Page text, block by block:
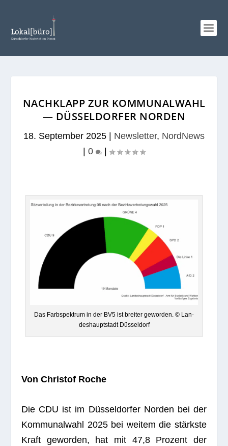
NACHKLAPP ZUR KOMMUNALWAHL
— DÜSSELDORFER NORDEN
18. September 2025 Newsletter, NordNews
0
Das Farb­spek­trum in der BV5 ist brei­ter gewor­den. © Lan­
des­haupt­stadt Düsseldorf
Von Chris­tof Roche
Die CDU ist im Düs­sel­dor­fer Nor­den bei der
Kom­mu­nal­wahl 2025 bei wei­tem die stärkste
Kraft gewor­den, hat mit 47,8 Pro­zent der